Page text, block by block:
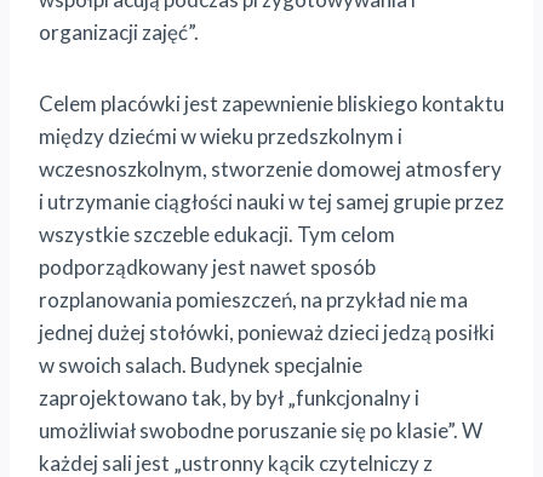
organizacji zajęć”.
Celem placówki jest zapewnienie bliskiego kontaktu
między dziećmi w wieku przedszkolnym i
wczesnoszkolnym, stworzenie domowej atmosfery
i utrzymanie ciągłości nauki w tej samej grupie przez
wszystkie szczeble edukacji. Tym celom
podporządkowany jest nawet sposób
rozplanowania pomieszczeń, na przykład nie ma
jednej dużej stołówki, ponieważ dzieci jedzą posiłki
w swoich salach. Budynek specjalnie
zaprojektowano tak, by był „funkcjonalny i
umożliwiał swobodne poruszanie się po klasie”. W
każdej sali jest „ustronny kącik czytelniczy z